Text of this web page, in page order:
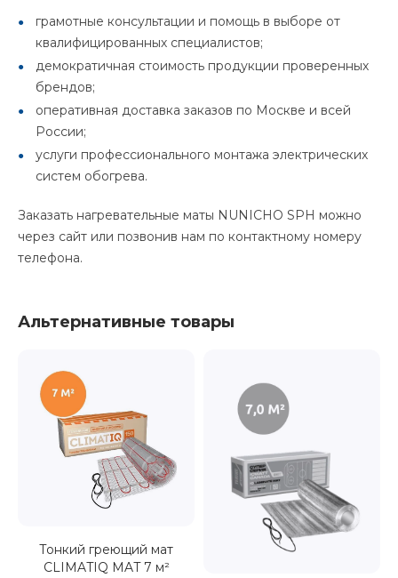
грамотные консультации и помощь в выборе от
квалифицированных специалистов;
демократичная стоимость продукции проверенных
брендов;
оперативная доставка заказов по Москве и всей
России;
услуги профессионального монтажа электрических
систем обогрева.
Заказать нагревательные маты NUNICHO SPH можно
через сайт или позвонив нам по контактному номеру
телефона.
Альтернативные товары
Тонкий греющий мат
CLIMATIQ MAT 7 м²